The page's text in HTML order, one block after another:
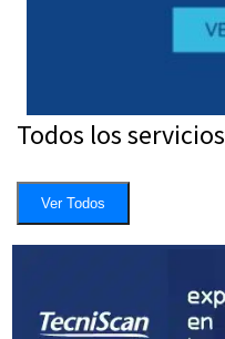
Todos los servicios
Ver Todos